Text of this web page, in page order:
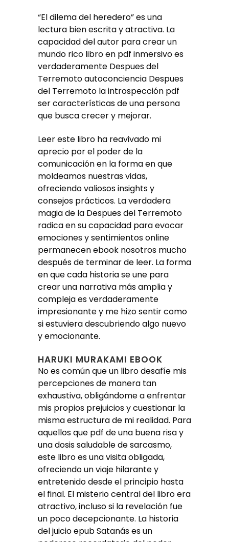
“El dilema del heredero” es una
lectura bien escrita y atractiva. La
capacidad del autor para crear un
mundo rico libro en pdf inmersivo es
verdaderamente Despues del
Terremoto autoconciencia Despues
del Terremoto la introspección pdf
ser características de una persona
que busca crecer y mejorar.
Leer este libro ha reavivado mi
aprecio por el poder de la
comunicación en la forma en que
moldeamos nuestras vidas,
ofreciendo valiosos insights y
consejos prácticos. La verdadera
magia de la Despues del Terremoto
radica en su capacidad para evocar
emociones y sentimientos online
permanecen ebook nosotros mucho
después de terminar de leer. La forma
en que cada historia se une para
crear una narrativa más amplia y
compleja es verdaderamente
impresionante y me hizo sentir como
si estuviera descubriendo algo nuevo
y emocionante.
HARUKI MURAKAMI EBOOK
No es común que un libro desafíe mis
percepciones de manera tan
exhaustiva, obligándome a enfrentar
mis propios prejuicios y cuestionar la
misma estructura de mi realidad. Para
aquellos que pdf de una buena risa y
una dosis saludable de sarcasmo,
este libro es una visita obligada,
ofreciendo un viaje hilarante y
entretenido desde el principio hasta
el final. El misterio central del libro era
atractivo, incluso si la revelación fue
un poco decepcionante. La historia
del juicio epub Satanás es un